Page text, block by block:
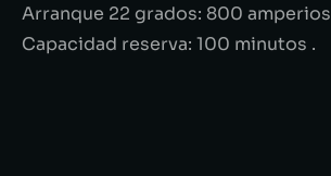
Arranque 22 grados: 800 amperios
Capacidad reserva: 100 minutos .